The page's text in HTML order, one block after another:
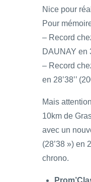
Nice pour
Pour
– Record
DAUNAY en
– Record
en 28’38’’
Mais
10km de
avec un
(28’38 ») en
chrono.